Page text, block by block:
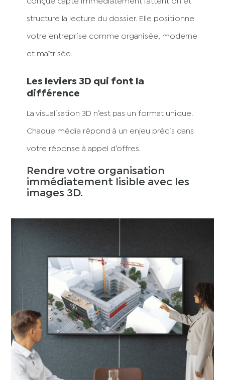
conçue capte immédiatement l’attention et
structure la lecture du dossier. Elle positionne
votre entreprise comme organisée, moderne
et maîtrisée.
Les leviers 3D qui font la
différence
La visualisation 3D n’est pas un format unique.
Chaque média répond à un enjeu précis dans
votre réponse à appel d’offres.
Rendre votre organisation
immédiatement lisible avec les
images 3D.